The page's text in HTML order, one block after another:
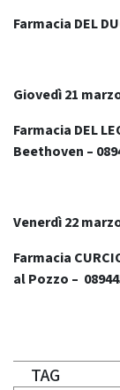
Farmacia DEL
Giovedì 21
Farmacia DEL
Beethoven –
Venerdì 22
Farmacia
al Pozzo –
TAG